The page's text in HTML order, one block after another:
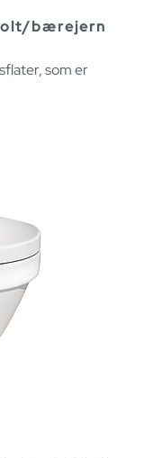
bærejern
som er